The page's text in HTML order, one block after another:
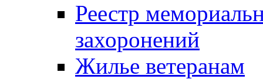
Реестр
захоронений
Жилье ветеранам